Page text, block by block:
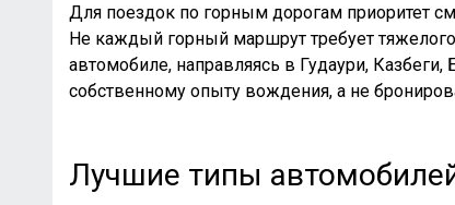
Для поездок по горным дорогам приоритет
Не каждый горный маршрут требует
автомобиле, направляясь в Гудаури,
собственному опыту вождения, а не
Лучшие типы